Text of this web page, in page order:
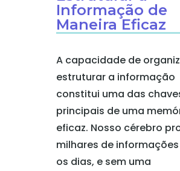
Informação de
Maneira Eficaz
A capacidade de
estruturar a informação
constitui uma das
principais de uma
eficaz. Nosso cérebro
milhares de
os dias, e sem uma